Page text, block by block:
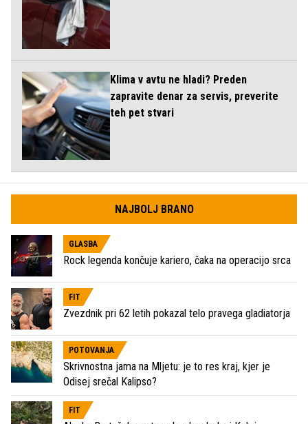
Klima v avtu ne hladi? Preden
zapravite denar za servis, preverite
teh pet stvari
NAJBOLJ BRANO
GLASBA
Rock legenda končuje kariero, čaka na operacijo srca
FIT
Zvezdnik pri 62 letih pokazal telo pravega gladiatorja
POTOVANJA
Skrivnostna jama na Mljetu: je to res kraj, kjer je
Odisej srečal Kalipso?
FIT